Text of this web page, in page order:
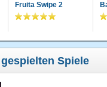
Fruita Swipe 2
Spiele